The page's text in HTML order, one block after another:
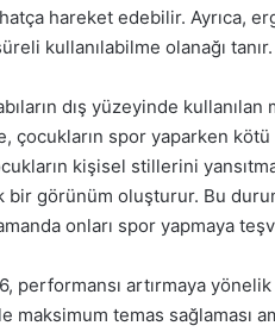
hareket edebilir. Ayrıca,
kullanılabilme olanağı tanır.
dış yüzeyinde
çocukların spor yaparken
kişisel stillerini
bir görünüm oluşturur. Bu
onları spor yapmaya
performansı artırmaya
maksimum temas sağlaması